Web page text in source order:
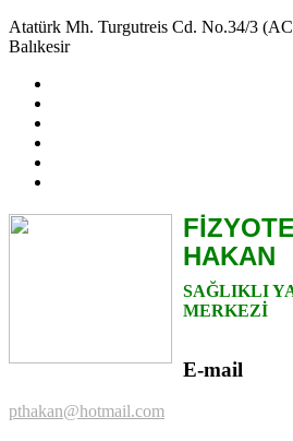
Atatürk Mh. Turgutreis Cd. No.34/3
Balıkesir
HAKAN
SAĞLIKLI
MERKEZİ
E-mail
pthakan@hotmail.com